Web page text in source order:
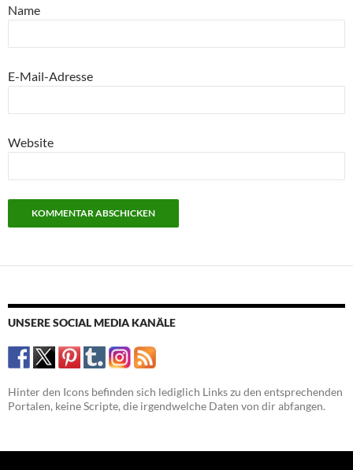
Name
E-Mail-Adresse
Website
UNSERE SOCIAL MEDIA KANÄLE
Hinter den Icons befinden sich lediglich Links zu den entsprechenden
Portalen, keine Scripte, die irgendwelche Daten von dir abfangen.